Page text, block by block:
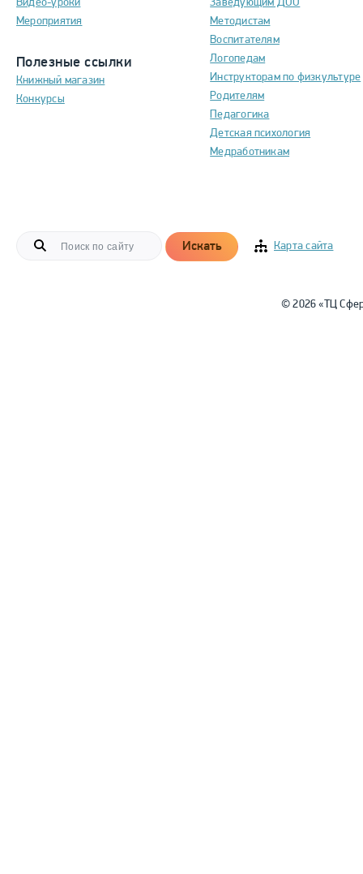
Видео-уроки
Мероприятия
Полезные ссылки
Книжный магазин
Конкурсы
Заведующим ДОО
Методистам
Воспитателям
Логопедам
Инструкторам по физкультуре
Родителям
Педагогика
Детская психология
Медработникам
Искать Карта сайта
© 2026 «ТЦ